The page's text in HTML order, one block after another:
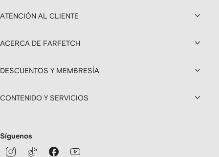
ATENCIÓN AL CLIENTE
ACERCA DE FARFETCH
DESCUENTOS Y MEMBRESÍA
CONTENIDO Y SERVICIOS
Síguenos